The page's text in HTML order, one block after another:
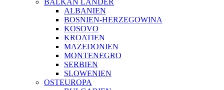
BALKAN LÄNDER
ALBANIEN
BOSNIEN-HERZEGOWINA
KOSOVO
KROATIEN
MAZEDONIEN
MONTENEGRO
SERBIEN
SLOWENIEN
OSTEUROPA